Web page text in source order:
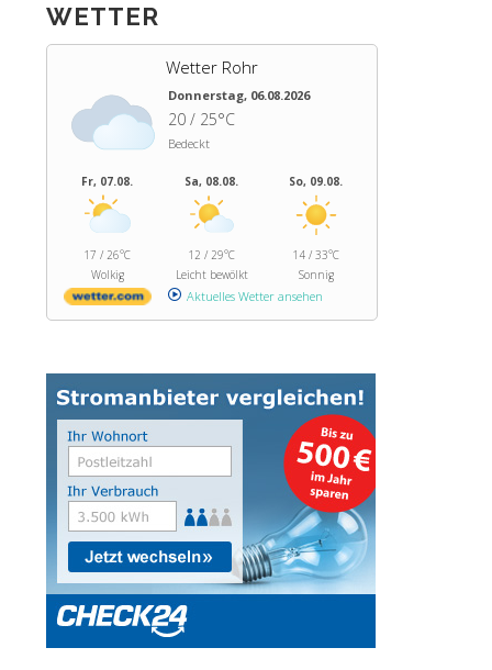
WETTER
Wetter Rohr
Donnerstag, 06.08.2026
20 / 25°C
Bedeckt
Fr, 07.08.
17 / 26°C
Wolkig
Sa, 08.08.
12 / 29°C
Leicht bewölkt
So, 09.08.
14 / 33°C
Sonnig
Aktuelles Wetter ansehen